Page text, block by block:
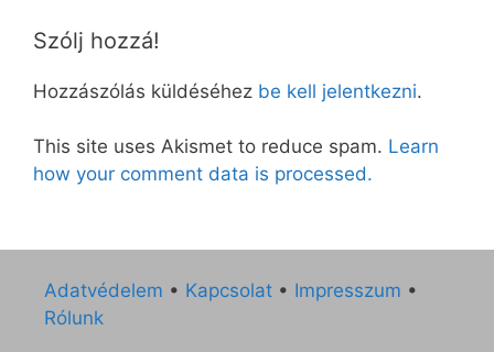
Szólj hozzá!
Hozzászólás küldéséhez be kell jelentkezni.
This site uses Akismet to reduce spam. Learn
how your comment data is processed.
Adatvédelem • Kapcsolat • Impresszum •
Rólunk